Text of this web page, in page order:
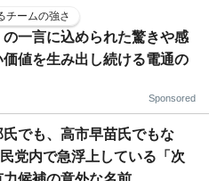
チームの強さ
の一言に込められた驚きや感
値を生み出し続ける電通の
Sponsored
でも、高市早苗氏でもな
党内で急浮上している「次